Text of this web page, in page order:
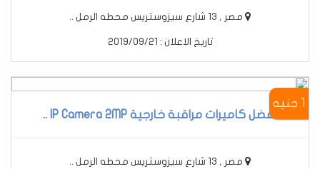
مصر , 13 شارع سيزوستريس محطه الرمل ..
تاريخ الاعلان : 2019/09/21
1 جنيه
أفضل كاميرات مراقبة خارجية IP Camera 2MP ..
مصر , 13 شارع سيزوستريس محطه الرمل ..